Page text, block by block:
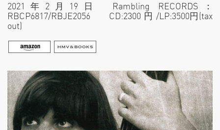
2021年2月19日 Rambling RECORDS：
RBCP6817/RBJE2056 CD:2300 円 /LP:3500円(tax
out)